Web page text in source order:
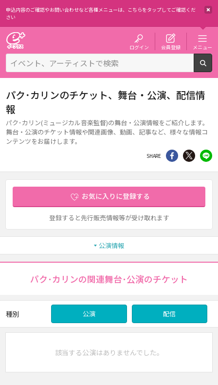
申込内容のご確認やお問い合わせなど各種メニューは、 こちらをタップしてご確認くだ
さい
ログイン 会員登録 メニュー
パク･カリンのチケット、舞台・公演、配信情
報
パク･カリン(ミュージカル音楽監督)の舞台・公演情報をご紹介します。
舞台・公演のチケット情報や関連画像、動画、記事など、様々な情報コ
ンテンツをお届けします。
SHARE シェア Twitter
お気に入りに登録する
登録すると先行販売情報等が受け取れます
公演情報
パク･カリンの関連舞台･公演のチケット
種別 公演 配信
該当する公演はありませんでした。